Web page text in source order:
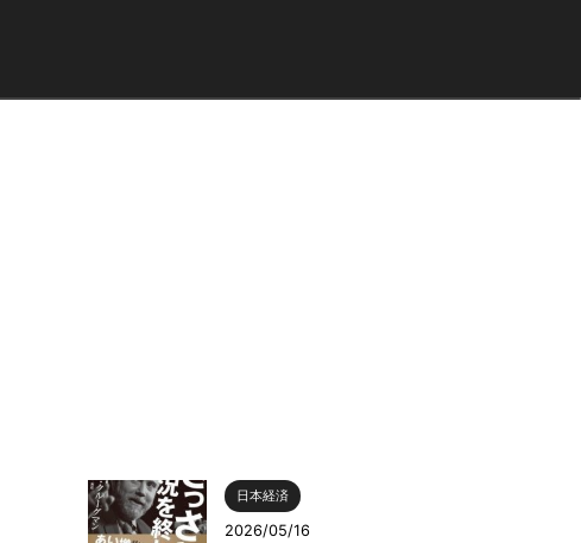
日本経済
2026/05/16